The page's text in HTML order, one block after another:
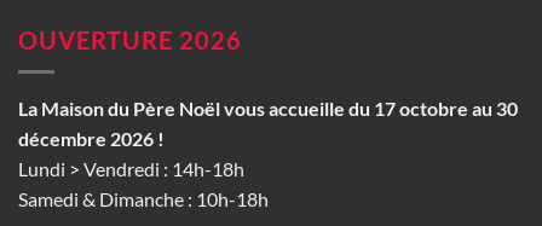
OUVERTURE 2026
La Maison du Père Noël vous accueille du 17 octobre au 30
décembre 2026 !
Lundi > Vendredi : 14h-18h
Samedi & Dimanche : 10h-18h